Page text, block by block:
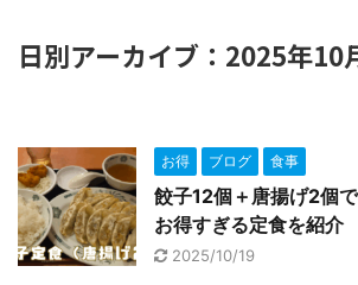
日別アーカイブ：2025年10
お得 ブログ 食事
餃子12個＋唐揚げ2個
お得すぎる定食を紹介
2025/10/19